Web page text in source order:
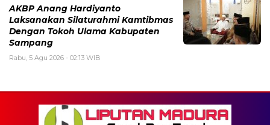
AKBP Anang Hardiyanto
Laksanakan Silaturahmi Kamtibmas
Dengan Tokoh Ulama Kabupaten
Sampang
Rabu, 5 Agu 2026 - 02:13 WIB